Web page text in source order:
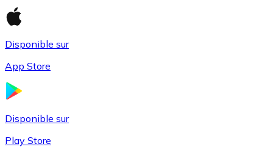
Disponible sur
App Store
Disponible sur
Play Store